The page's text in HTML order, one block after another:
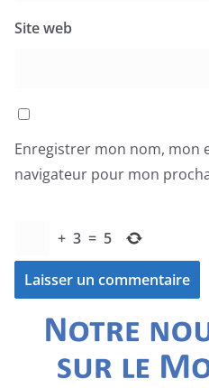
Site web
Enregistrer mon nom, mon
navigateur pour mon
+ 3 = 5